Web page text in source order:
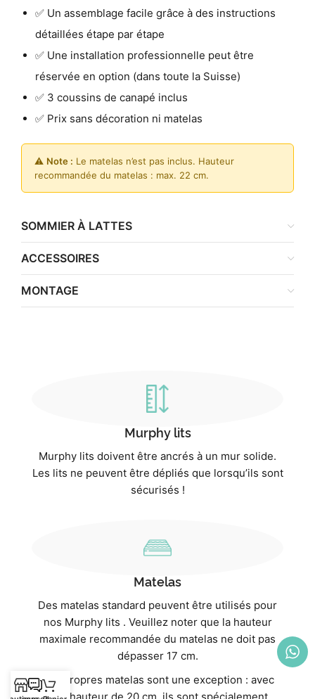
✅ Un assemblage facile grâce à des instructions
détaillées étape par étape
✅ Une installation professionnelle peut être
réservée en option (dans toute la Suisse)
✅ 3 coussins de canapé inclus
✅ Prix sans décoration ni matelas
⚠️ Note : Le matelas n’est pas inclus. Hauteur
recommandée du matelas : max. 22 cm.
SOMMIER À LATTES
ACCESSOIRES
MONTAGE
Murphy lits
Murphy lits doivent être ancrés à un mur solide.
Les lits ne peuvent être dépliés que lorsqu’ils sont
sécurisés !
Matelas
Des matelas standard peuvent être utilisés pour
nos Murphy lits . Veuillez noter que la hauteur
maximale recommandée du matelas ne doit pas
dépasser 17 cm.
Nos propres matelas sont une exception : avec